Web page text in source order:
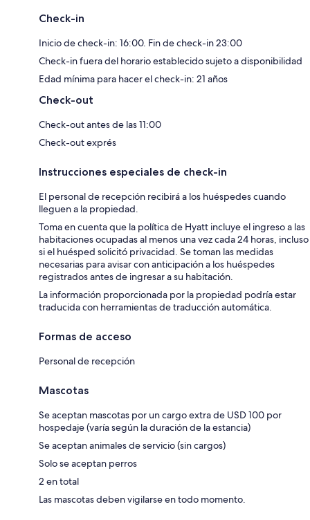
Check-in
Inicio de check-in: 16:00. Fin de check-in 23:00
Check-in fuera del horario establecido sujeto a disponibilidad
Edad mínima para hacer el check-in: 21 años
Check-out
Check-out antes de las 11:00
Check-out exprés
Instrucciones especiales de check-in
El personal de recepción recibirá a los huéspedes cuando
lleguen a la propiedad.
Toma en cuenta que la política de Hyatt incluye el ingreso a las
habitaciones ocupadas al menos una vez cada 24 horas, incluso
si el huésped solicitó privacidad. Se toman las medidas
necesarias para avisar con anticipación a los huéspedes
registrados antes de ingresar a su habitación.
La información proporcionada por la propiedad podría estar
traducida con herramientas de traducción automática.
Formas de acceso
Personal de recepción
Mascotas
Se aceptan mascotas por un cargo extra de USD 100 por
hospedaje (varía según la duración de la estancia)
Se aceptan animales de servicio (sin cargos)
Solo se aceptan perros
2 en total
Las mascotas deben vigilarse en todo momento.